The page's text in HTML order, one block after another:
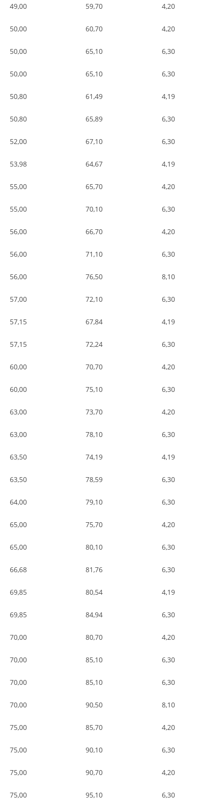
49,00 59,70 4,20
50,00 60,70 4,20
50,00 65,10 6,30
50,00 65,10 6,30
50,80 61,49 4,19
50,80 65,89 6,30
52,00 67,10 6,30
53,98 64,67 4,19
55,00 65,70 4,20
55,00 70,10 6,30
56,00 66,70 4,20
56,00 71,10 6,30
56,00 76,50 8,10
57,00 72,10 6,30
57,15 67,84 4,19
57,15 72,24 6,30
60,00 70,70 4,20
60,00 75,10 6,30
63,00 73,70 4,20
63,00 78,10 6,30
63,50 74,19 4,19
63,50 78,59 6,30
64,00 79,10 6,30
65,00 75,70 4,20
65,00 80,10 6,30
66,68 81,76 6,30
69,85 80,54 4,19
69,85 84,94 6,30
70,00 80,70 4,20
70,00 85,10 6,30
70,00 85,10 6,30
70,00 90,50 8,10
75,00 85,70 4,20
75,00 90,10 6,30
75,00 90,70 4,20
75,00 95,10 6,30